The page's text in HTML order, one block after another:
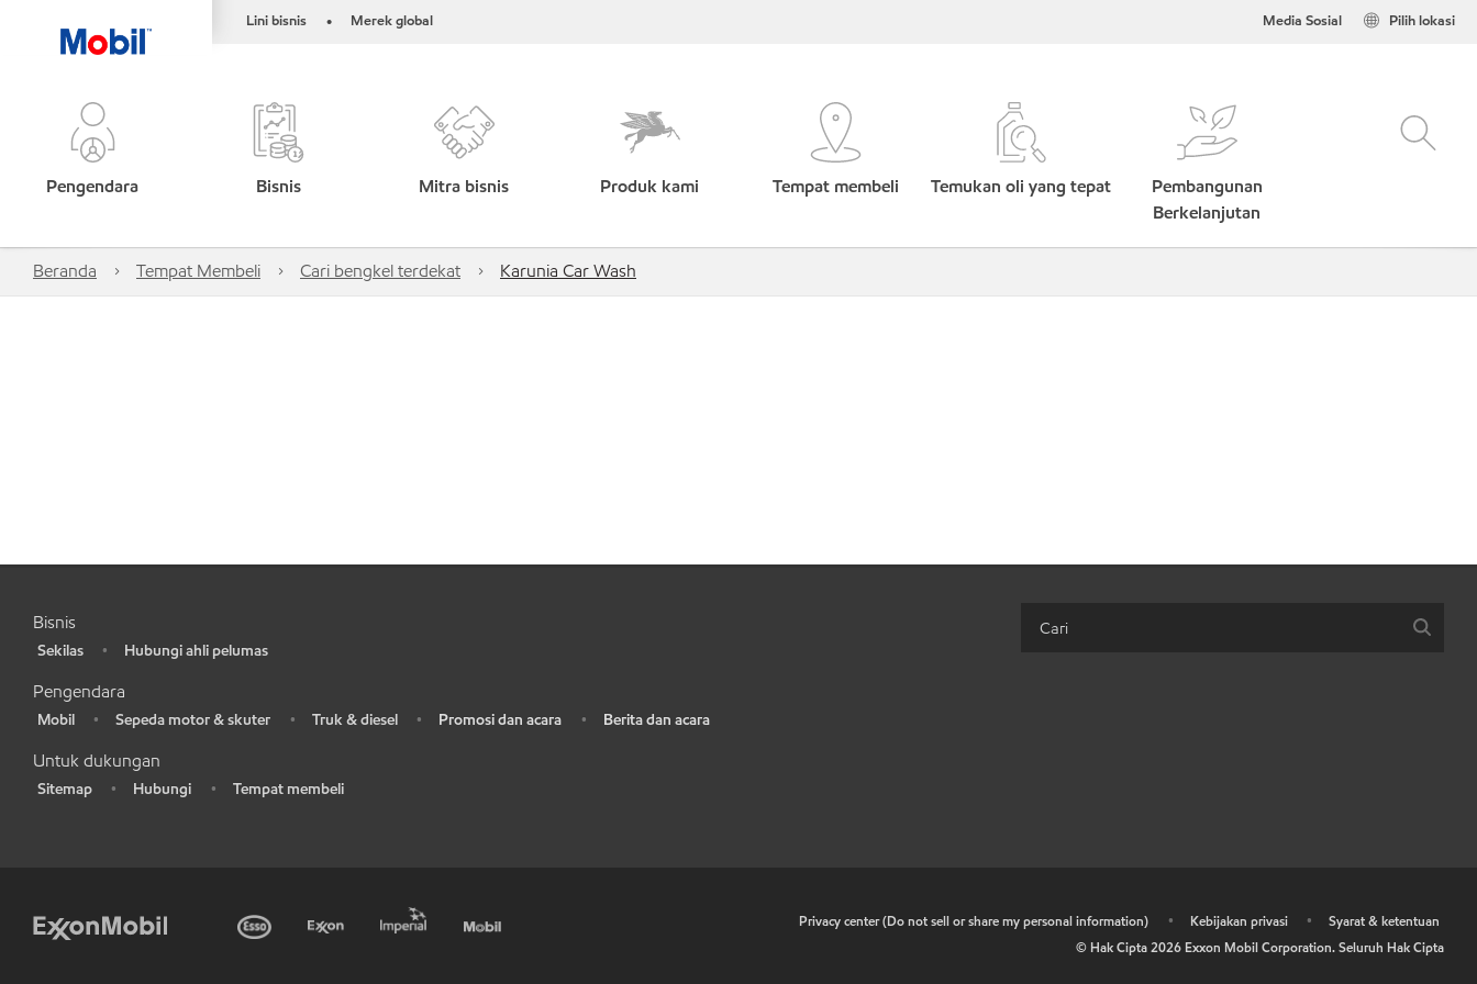
Lini bisnis • Merek global Pilih lokasi
Media Sosial
Pengendara Bisnis Mitra bisnis Produk kami Tempat membeli Temukan oli yang tepat
Pembangunan
Berkelanjutan
Beranda Tempat Membeli Cari bengkel terdekat Karunia Car Wash
Bisnis
Sekilas • Hubungi ahli pelumas
Pengendara
Mobil • Sepeda motor & skuter • Truk & diesel • Promosi dan acara • Berita dan acara
Untuk dukungan
Sitemap • Hubungi • Tempat membeli
Privacy center (Do not sell or share my personal information) • Kebijakan privasi •
Syarat & ketentuan
© Hak Cipta2026 Exxon Mobil Corporation. Seluruh Hak Cipta